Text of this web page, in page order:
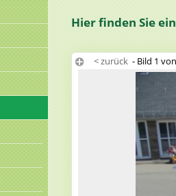
Hier finden Sie
< zurück- Bild 1